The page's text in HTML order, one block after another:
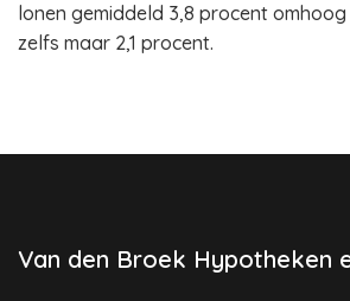
lonen gemiddeld 3,8 procent
zelfs maar 2,1 procent.
Van den Broek Hypotheken